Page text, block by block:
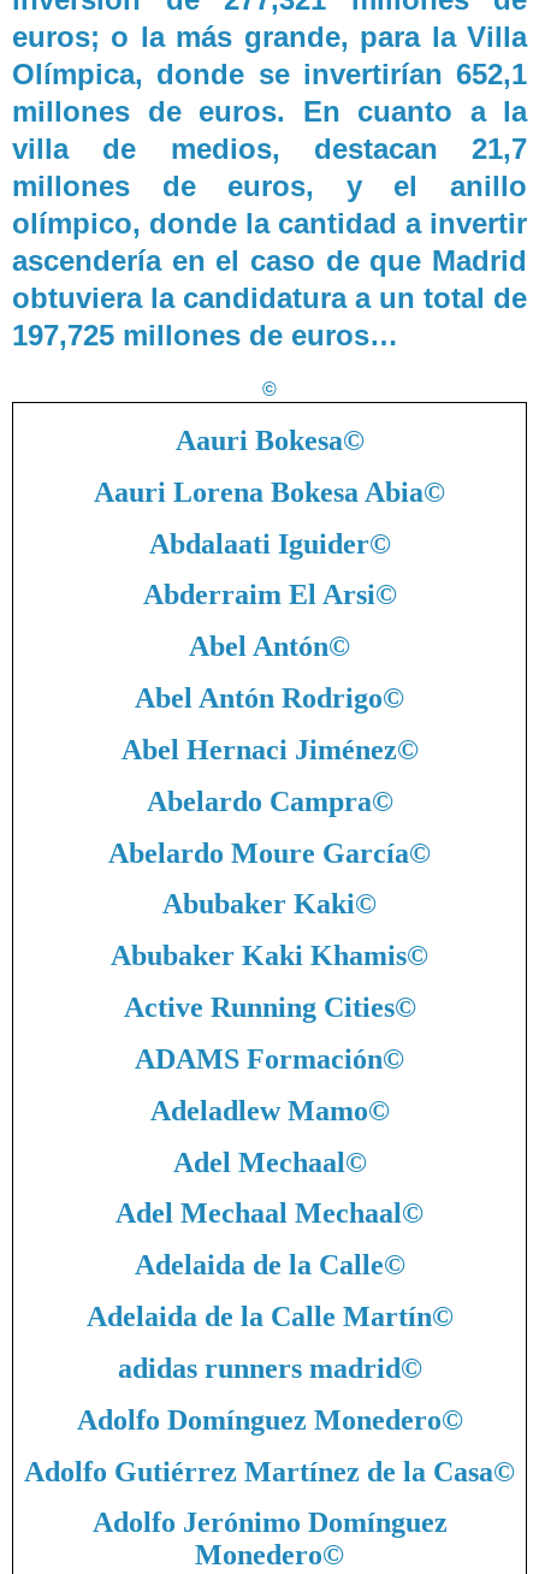
euros; o la más grande, para la Villa
Olímpica, donde se invertirían 652,1
millones de euros. En cuanto a la
villa de medios, destacan 21,7
millones de euros, y el anillo
olímpico, donde la cantidad a invertir
ascendería en el caso de que Madrid
obtuviera la candidatura a un total de
197,725 millones de euros…
©
Aauri Bokesa©
Aauri Lorena Bokesa Abia©
Abdalaati Iguider©
Abderraim El Arsi©
Abel Antón©
Abel Antón Rodrigo©
Abel Hernaci Jiménez©
Abelardo Campra©
Abelardo Moure García©
Abubaker Kaki©
Abubaker Kaki Khamis©
Active Running Cities©
ADAMS Formación©
Adeladlew Mamo©
Adel Mechaal©
Adel Mechaal Mechaal©
Adelaida de la Calle©
Adelaida de la Calle Martín©
adidas runners madrid©
Adolfo Domínguez Monedero©
Adolfo Gutiérrez Martínez de la Casa©
Adolfo Jerónimo Domínguez
Monedero©